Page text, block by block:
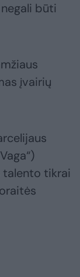
būti
įvairių
talento tikrai